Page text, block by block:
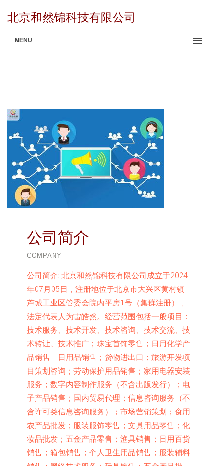
北京和然锦科技有限公司
MENU
公司简介
COMPANY
公司简介: 北京和然锦科技有限公司成立于2024
年07月05日，注册地位于北京市大兴区黄村镇
芦城工业区管委会院内平房1号（集群注册），
法定代表人为雷皓然。经营范围包括一般项目：
技术服务、技术开发、技术咨询、技术交流、技
术转让、技术推广；珠宝首饰零售；日用化学产
品销售；日用品销售；货物进出口；旅游开发项
目策划咨询；劳动保护用品销售；家用电器安装
服务；数字内容制作服务（不含出版发行）；电
子产品销售；国内贸易代理；信息咨询服务（不
含许可类信息咨询服务）；市场营销策划；食用
农产品批发；服装服饰零售；文具用品零售；化
妆品批发；五金产品零售；渔具销售；日用百货
销售；箱包销售；个人卫生用品销售；服装辅料